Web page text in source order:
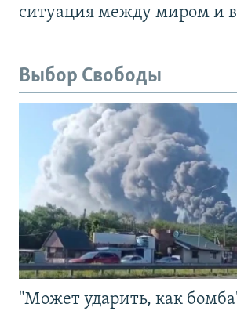
ситуация между миром и
Выбор Свободы
"Может ударить, как